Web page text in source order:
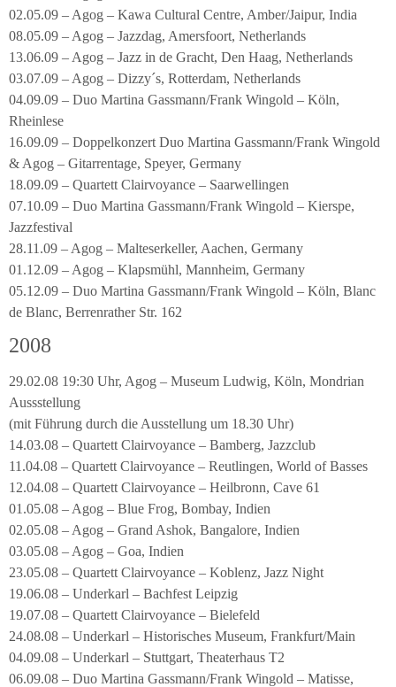
02.05.09 – Agog – Kawa Cultural Centre, Amber/Jaipur, India
08.05.09 – Agog – Jazzdag, Amersfoort, Netherlands
13.06.09 – Agog – Jazz in de Gracht, Den Haag, Netherlands
03.07.09 – Agog – Dizzy´s, Rotterdam, Netherlands
04.09.09 – Duo Martina Gassmann/Frank Wingold – Köln,
Rheinlese
16.09.09 – Doppelkonzert Duo Martina Gassmann/Frank Wingold
& Agog – Gitarrentage, Speyer, Germany
18.09.09 – Quartett Clairvoyance – Saarwellingen
07.10.09 – Duo Martina Gassmann/Frank Wingold – Kierspe,
Jazzfestival
28.11.09 – Agog – Malteserkeller, Aachen, Germany
01.12.09 – Agog – Klapsmühl, Mannheim, Germany
05.12.09 – Duo Martina Gassmann/Frank Wingold – Köln, Blanc
de Blanc, Berrenrather Str. 162
2008
29.02.08 19:30 Uhr, Agog – Museum Ludwig, Köln, Mondrian
Aussstellung
(mit Führung durch die Ausstellung um 18.30 Uhr)
14.03.08 – Quartett Clairvoyance – Bamberg, Jazzclub
11.04.08 – Quartett Clairvoyance – Reutlingen, World of Basses
12.04.08 – Quartett Clairvoyance – Heilbronn, Cave 61
01.05.08 – Agog – Blue Frog, Bombay, Indien
02.05.08 – Agog – Grand Ashok, Bangalore, Indien
03.05.08 – Agog – Goa, Indien
23.05.08 – Quartett Clairvoyance – Koblenz, Jazz Night
19.06.08 – Underkarl – Bachfest Leipzig
19.07.08 – Quartett Clairvoyance – Bielefeld
24.08.08 – Underkarl – Historisches Museum, Frankfurt/Main
04.09.08 – Underkarl – Stuttgart, Theaterhaus T2
06.09.08 – Duo Martina Gassmann/Frank Wingold – Matisse,